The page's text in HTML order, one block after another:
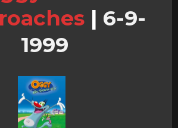
| 6-9-
1999